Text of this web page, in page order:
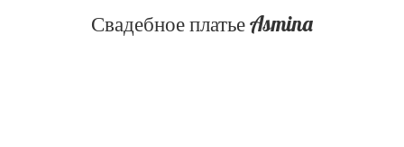
Свадебное платье Asmina